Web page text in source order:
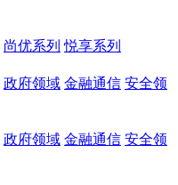
尚优系列 悦享系列
政府领域 金融通信 安全领
政府领域 金融通信 安全领